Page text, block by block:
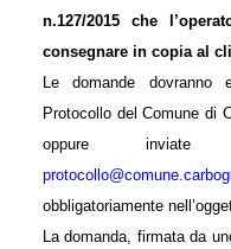
n.127/2015 che
consegnare in copia al
Le domande dovranno
Protocollo del Comune di
oppure inviate
obbligatoriamente
La domanda, firmata da